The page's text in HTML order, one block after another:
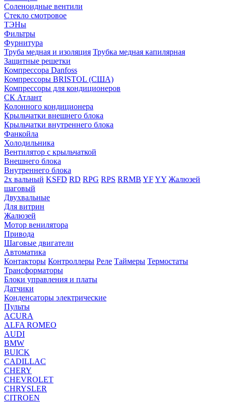
Соленоидные вентили
Стекло смотровое
ТЭНы
Фильтры
Фурнитура
Труба медная и изоляция Трубка медная капилярная
Защитные решетки
Компрессора Danfoss
Компрессоры BRISTOL (США)
Компрессоры для кондиционеров
СК Атлант
Колонного кондиционера
Крыльчатки внешнего блока
Крыльчатки внутреннего блока
Фанкойла
Холодильника
Вентилятор с крыльчаткой
Внешнего блока
Внутреннего блока
2х вальный KSFD RD RPG RPS RRMB YFYY Жалюзей
шаговый
Двухвальные
Для витрин
Жалюзей
Мотор венилятора
Привода
Шаговые двигатели
Автоматика
Контакторы Контроллеры Реле Таймеры Термостаты
Трансформаторы
Блоки управления и платы
Датчики
Конденсаторы электрические
Пульты
ACURA
ALFA ROMEO
AUDI
BMW
BUICK
CADILLAC
CHERY
CHEVROLET
CHRYSLER
CITROEN